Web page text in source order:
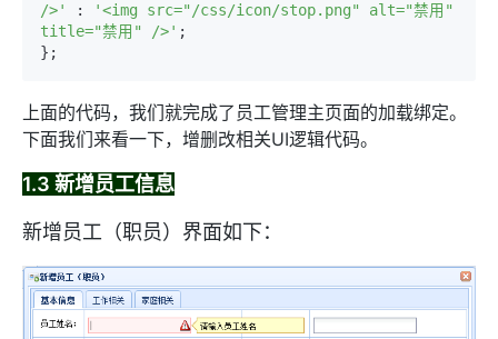
/>'
:
'<img src="/css/icon/stop.png" alt="禁用"
title="禁用" />' ;
};
上面的代码，我们就完成了员工管理主页面的加载绑定。
下面我们来看一下，增删改相关UI逻辑代码。
1.3 新增员工信息
新增员工（职员）界面如下：